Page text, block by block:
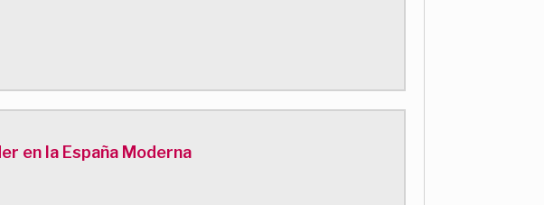
en la España Moderna